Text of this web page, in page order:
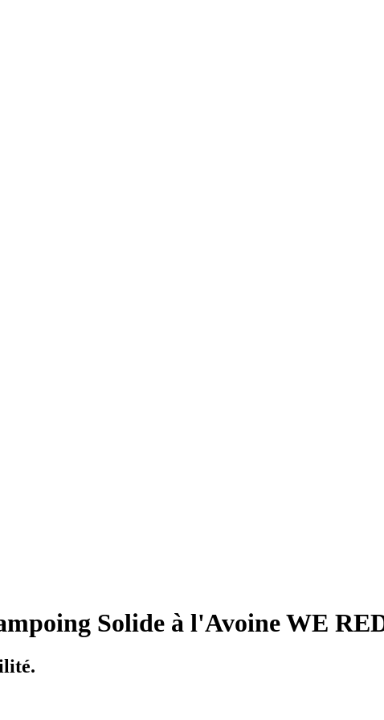
Solide à l'Avoine WE